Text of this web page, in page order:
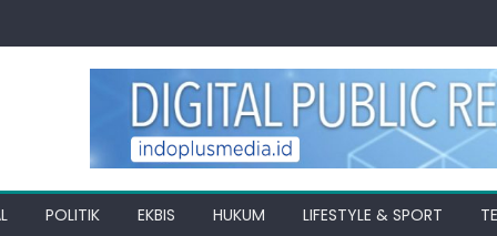
POLITIK EKBIS HUKUM LIFESTYLE & SPORT